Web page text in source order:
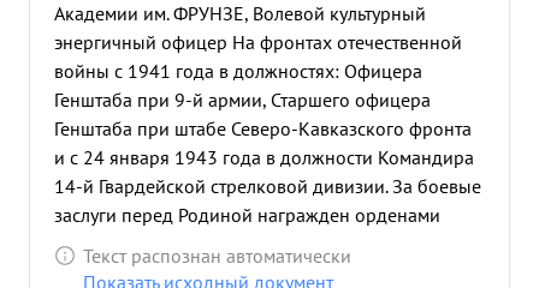
Академии им. ФРУНЗЕ, Волевой культурный
энергичный офицер На фронтах отечественной
войны с 1941 года в должностях: Офицера
Генштаба при 9-й армии, Старшего офицера
Генштаба при штабе Северо-Кавказского фронта
и с 24 января 1943 года в должности Командира
14-й Гвардейской стрелковой дивизии. За боевые
заслуги перед Родиной награжден орденами
"Красное знамя" Красная звезда" и медалью "За
оборону Сталинграда". В наступательных
Текст распознан автоматически
Показать исходный документ